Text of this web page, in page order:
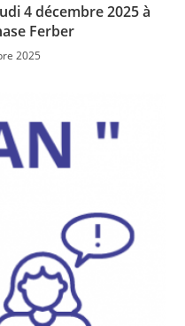
4 décembre 2025 à
Ferber
2025